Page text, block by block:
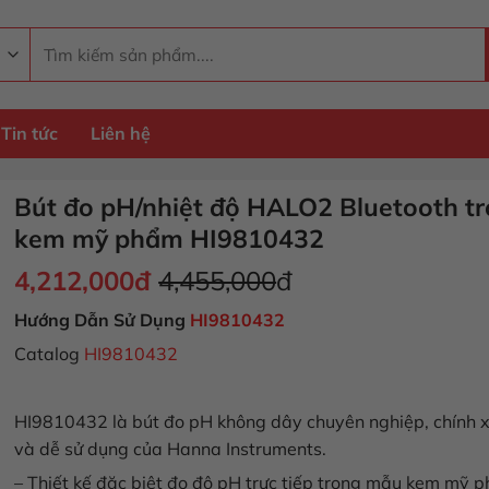
kiếm:
Tin tức Liên hệ
Bút đo pH/nhiệt độ HALO2 Bluetooth
kem mỹ phẩm HI9810432
4,212,000đ 4,455,000đ
Hướng Dẫn Sử Dụng HI9810432
Catalog HI9810432
HI9810432 là bút đo pH không dây chuyên nghiệp, chính
và dễ sử dụng của Hanna Instruments.
– Thiết kế đặc biệt đo độ pH trực tiếp trong mẫu kem mỹ